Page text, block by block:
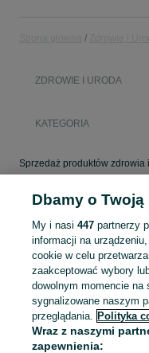
ZDROWIE I URODA
KATEGORIA
Mapa kategorii
Mapa miejscowości
Mapa ministron
Popularne wyszukiwania
Dbamy o
My i nasi447 partnerzy
informacji na
cookie w celu
zaakceptować wybory
dowolnym momencie na
sygnalizowane naszym
przeglądania. Polityka
Wraz z naszymi
zapewnienia: